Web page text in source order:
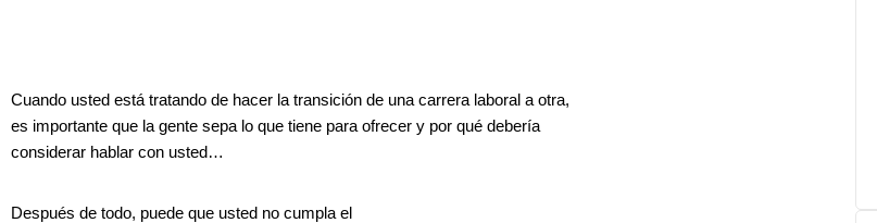
Cuando usted está tratando de hacer la transición de una carrera laboral a otra,
es importante que la gente sepa lo que tiene para ofrecer y por qué debería
considerar hablar con usted…
Después de todo, puede que usted no cumpla el